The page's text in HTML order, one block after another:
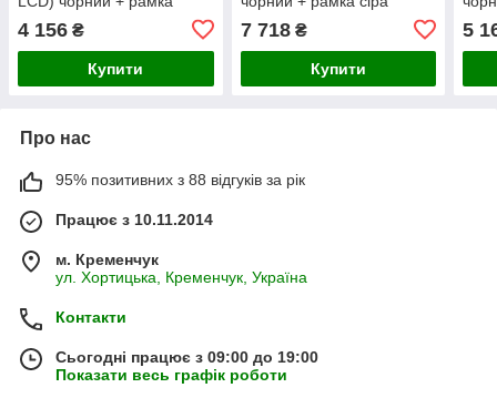
4 156 ₴
Купити
7 718₴
Купити
5
Про нас
95% позитивних з 88 відгуків за рік
Працює з 10.11.2014
м. Кременчук
ул. Хортицька, Кременчук, Україна
Контакти
Сьогодні працює з 09:00 до 19:00
Показати весь графік роботи